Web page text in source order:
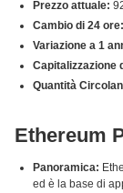
Prezzo attuale:
Cambio di 24 ore:
Variazione a 1
Capitalizzazione
Quantità
Ethereum
Panoramica:
ed è la base di